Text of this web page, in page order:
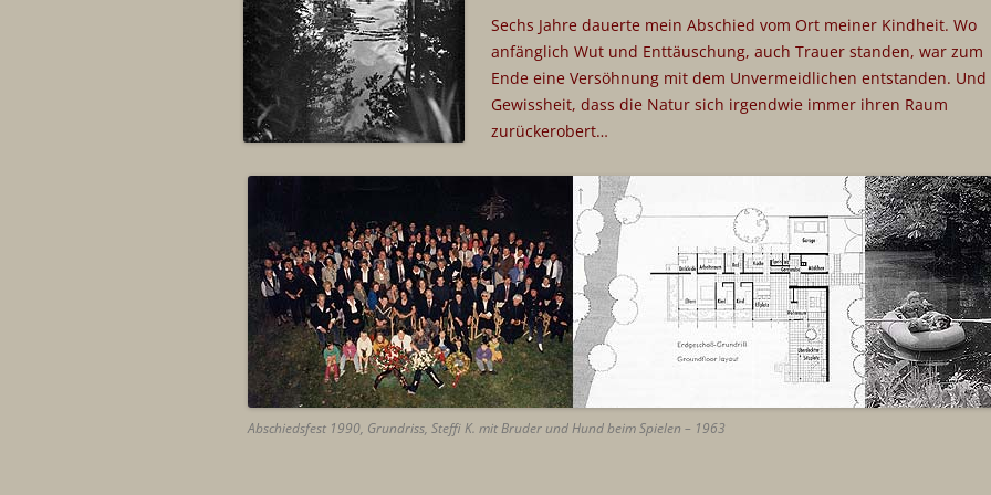
Sechs Jahre dauerte mein Abschied vom Ort meiner Kindheit. Wo
anfänglich Wut und Enttäuschung, auch Trauer standen, war zum
Ende eine Versöhnung mit dem Unvermeidlichen entstanden. Und
Gewissheit, dass die Natur sich irgendwie immer ihren Raum
zurückerobert…
Abschiedsfest 1990, Grundriss, Steffi K. mit Bruder und Hund beim Spielen – 1963